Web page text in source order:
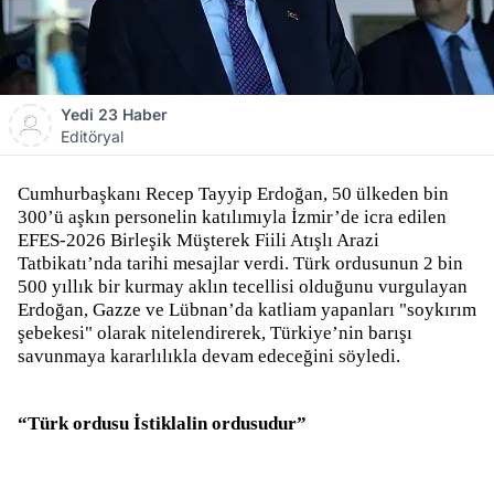
Yedi 23 Haber
Editöryal
Cumhurbaşkanı Recep Tayyip Erdoğan, 50 ülkeden bin
300’ü aşkın personelin katılımıyla İzmir’de icra edilen
EFES-2026 Birleşik Müşterek Fiili Atışlı Arazi
Tatbikatı’nda tarihi mesajlar verdi. Türk ordusunun 2 bin
500 yıllık bir kurmay aklın tecellisi olduğunu vurgulayan
Erdoğan, Gazze ve Lübnan’da katliam yapanları "soykırım
şebekesi" olarak nitelendirerek, Türkiye’nin barışı
savunmaya kararlılıkla devam edeceğini söyledi.
“Türk ordusu İstiklalin ordusudur”